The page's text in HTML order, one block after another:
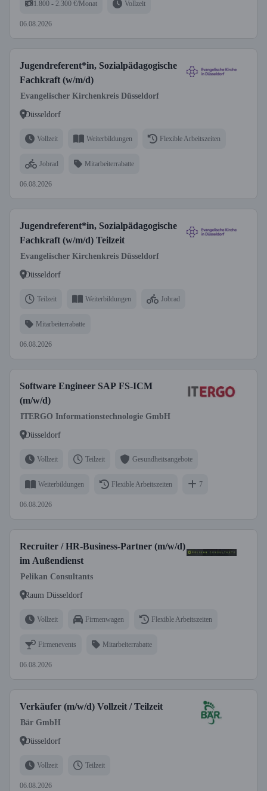
1.800 - 2.300 €/Monat Vollzeit
06.08.2026
Jugendreferent*in, Sozialpädagogische
Fachkraft (w/m/d)
Evangelischer Kirchenkreis Düsseldorf
Düsseldorf
Vollzeit Weiterbildungen Flexible Arbeitszeiten
Jobrad Mitarbeiterrabatte
06.08.2026
Jugendreferent*in, Sozialpädagogische
Fachkraft (w/m/d) Teilzeit
Evangelischer Kirchenkreis Düsseldorf
Düsseldorf
Teilzeit Weiterbildungen Jobrad
Mitarbeiterrabatte
06.08.2026
Software Engineer SAP FS-ICM
(m/w/d)
ITERGO Informationstechnologie GmbH
Düsseldorf
Vollzeit Teilzeit Gesundheitsangebote
Weiterbildungen Flexible Arbeitszeiten 7
06.08.2026
Recruiter / HR-Business-Partner (m/w/d)
im Außendienst
Pelikan Consultants
Raum Düsseldorf
Vollzeit Firmenwagen Flexible Arbeitszeiten
Firmenevents Mitarbeiterrabatte
06.08.2026
Verkäufer (m/w/d) Vollzeit / Teilzeit
Bär GmbH
Düsseldorf
Vollzeit Teilzeit
06.08.2026